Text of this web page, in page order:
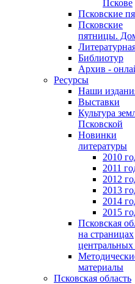
Пскове
Псковские
Псковские
пятницы.
Библиотур
Архив -
Ресурсы
Наши
Выставки
Культура
Псковской
Новинки
литературы
2010
2011
2012
2013
2014
2015
Псковская
на страницах
центральных
материалы
Псковская область